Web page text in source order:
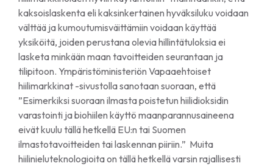
kaksoislaskenta eli kaksinkertainen hyväksiluku voidaan
välttää ja kumoutumisväittämiin voidaan käyttää
yksiköitä, joiden perustana olevia hillintätuloksia ei
lasketa minkään maan tavoitteiden seurantaan ja
tilipitoon. Ympäristöministeriön Vapaaehtoiset
hiilimarkkinat -sivustolla sanotaan suoraan, että
”Esimerkiksi suoraan ilmasta poistetun hiilidioksidin
varastointi ja biohiilen käyttö maanparannusaineena
eivät kuulu tällä hetkellä EU:n tai Suomen
ilmastotavoitteiden tai laskennan piiriin.” Muita
hiilinieluteknologioita on tällä hetkellä varsin rajallisesti